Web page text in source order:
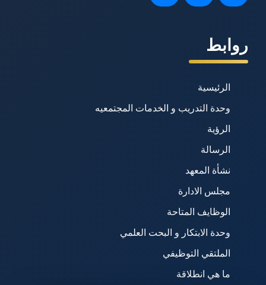
روابط
الرئيسية
وحدة التدريب و الخدمات المجتمعيه
الرؤية
الرسالة
نشأة المعهد
مجلس الادارة
الوظايف المتاحة
وحدة الابتكار و البحت العلمي
الملتقي التوظيفي
ما هي انطلاقة